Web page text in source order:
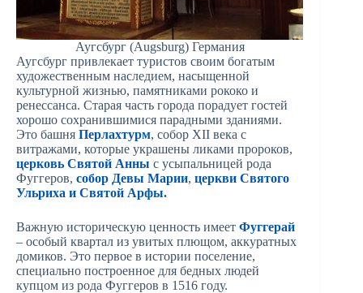
Аугсбург (Augsburg) Германия
Аугсбург привлекает туристов своим богатым
художественным наследием, насыщенной
культурной жизнью, памятниками рококо и
ренессанса. Старая часть города порадует гостей
хорошо сохранившимися парадными зданиями.
Это башня Перлахтурм, собор XII века с
витражами, которые украшены ликами пророков,
церковь Святой Анны с усыпальницей рода
Фуггеров, собор Девы Марии, церкви Святого
Ульриха и Святой Арфы.
Важную историческую ценность имеет Фуггерай
– особый квартал из увитых плющом, аккуратных
домиков. Это первое в истории поселение,
специально построенное для бедных людей
купцом из рода Фуггеров в 1516 году.